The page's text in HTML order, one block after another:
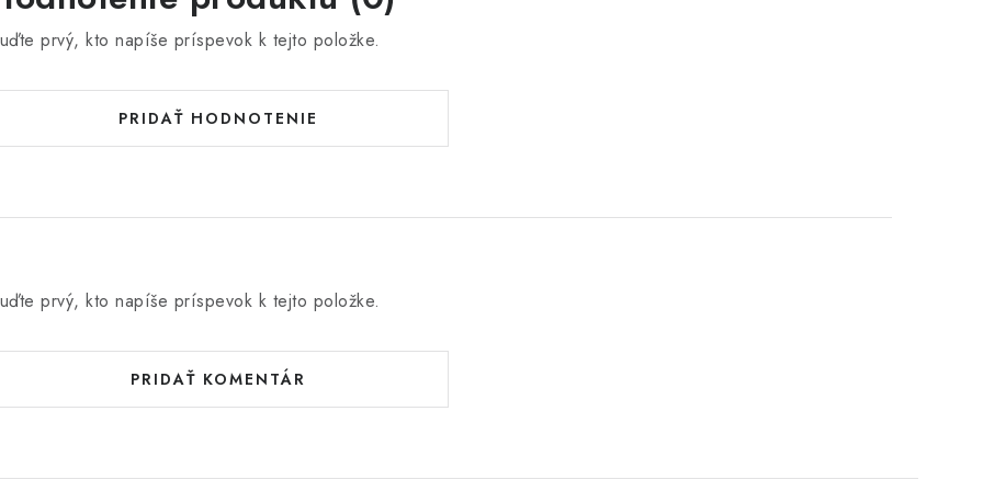
prvý, kto napíše príspevok k tejto položke.
PRIDAŤ HODNOTENIE
prvý, kto napíše príspevok k tejto položke.
PRIDAŤ KOMENTÁR